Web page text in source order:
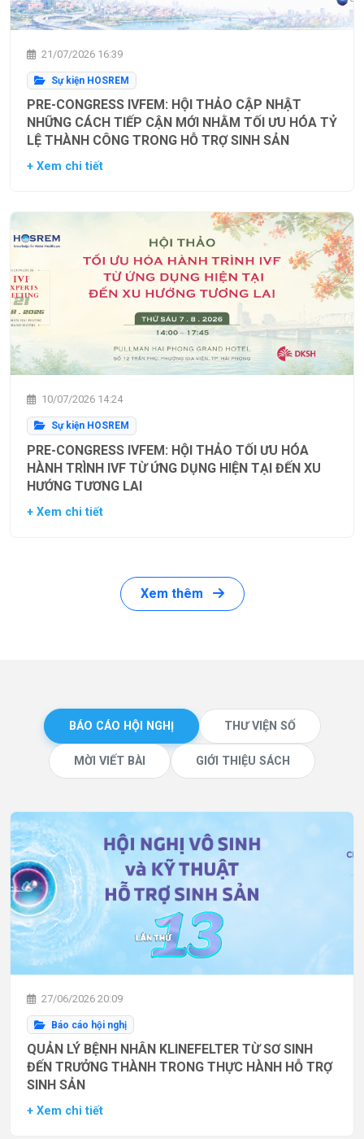
21/07/2026 16:39
Sự kiện HOSREM
PRE-CONGRESS IVFEM: HỘI THẢO CẬP NHẬT
NHỮNG CÁCH TIẾP CẬN MỚI NHẰM TỐI ƯU HÓA TỶ
LỆ THÀNH CÔNG TRONG HỖ TRỢ SINH SẢN
+ Xem chi tiết
10/07/2026 14:24
Sự kiện HOSREM
PRE-CONGRESS IVFEM: HỘI THẢO TỐI ƯU HÓA
HÀNH TRÌNH IVF TỪ ỨNG DỤNG HIỆN TẠI ĐẾN XU
HƯỚNG TƯƠNG LAI
+ Xem chi tiết
Xem thêm
BÁO CÁO HỘI NGHỊ THƯ VIỆN SỐ
MỜI VIẾT BÀI GIỚI THIỆU SÁCH
27/06/2026 20:09
Báo cáo hội nghị
QUẢN LÝ BỆNH NHÂN KLINEFELTER TỪ SƠ SINH
ĐẾN TRƯỞNG THÀNH TRONG THỰC HÀNH HỖ TRỢ
SINH SẢN
+ Xem chi tiết